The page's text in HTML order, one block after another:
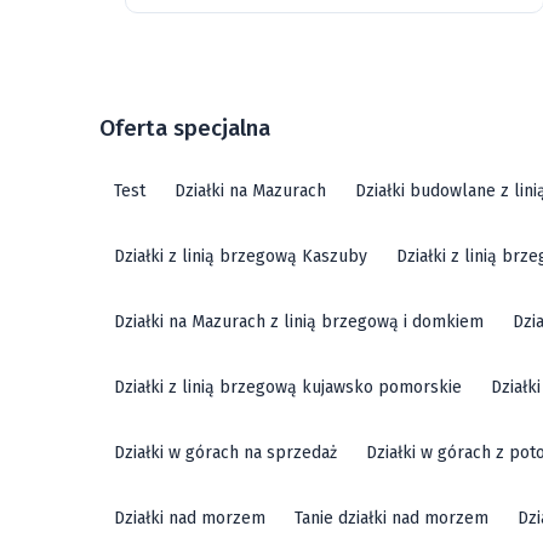
Oferta specjalna
Test Działki na Mazurach Działki budowlane z
Działki z linią brzegową Kaszuby Działki z linią
Działki na Mazurach z linią brzegową i domkiem
Działki z linią brzegową kujawsko pomorskie
Działki w górach na sprzedaż Działki w górach z
Działki nad morzem Tanie działki nad morzem